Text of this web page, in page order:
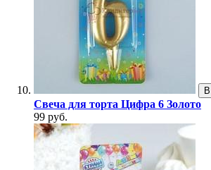
Свеча для торта Цифра 6 Золото
99 руб.